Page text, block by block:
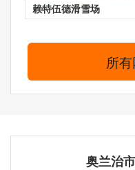
赖特伍德滑雪场
所
奥兰治